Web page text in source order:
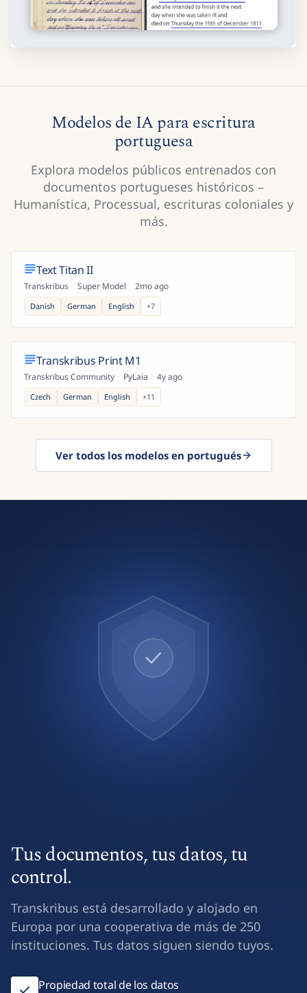
Modelos de IA para escritura
portuguesa
Explora modelos públicos entrenados con
documentos portugueses históricos –
Humanística, Processual, escrituras coloniales y
más.
Text Titan II
Transkribus · Super Model · 2mo ago
Danish German English +7
Transkribus Print M1
Transkribus Community · PyLaia · 4y ago
Czech German English +11
Ver todos los modelos en portugués
Tus documentos, tus datos, tu
control.
Transkribus está desarrollado y alojado en
Europa por una cooperativa de más de 250
instituciones. Tus datos siguen siendo tuyos.
Propiedad total de los datos